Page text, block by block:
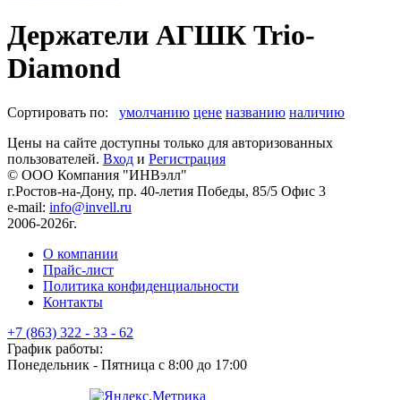
Держатели АГШК Trio-
Diamond
Сортировать по: умолчанию цене названию наличию
Цены на сайте доступны только для авторизованных
пользователей. Вход и Регистрация
© ООО Компания "ИНВэлл"
г.Ростов-на-Дону, пр. 40-летия Победы, 85/5 Офис 3
e-mail: info@invell.ru
2006-2026г.
О компании
Прайс-лист
Политика конфиденциальности
Контакты
+7 (863) 322 - 33 - 62
График работы:
Понедельник - Пятница с 8:00 до 17:00